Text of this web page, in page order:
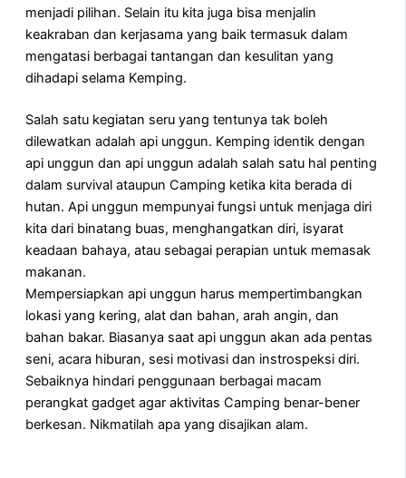
menjadi pilihan. Selain itu kita juga bisa menjalin
keakraban dan kerjasama yang baik termasuk dalam
mengatasi berbagai tantangan dan kesulitan yang
dihadapi selama Kemping.
Salah satu kegiatan seru yang tentunya tak boleh
dilewatkan adalah api unggun. Kemping identik dengan
api unggun dan api unggun adalah salah satu hal penting
dalam survival ataupun Camping ketika kita berada di
hutan. Api unggun mempunyai fungsi untuk menjaga diri
kita dari binatang buas, menghangatkan diri, isyarat
keadaan bahaya, atau sebagai perapian untuk memasak
makanan.
Mempersiapkan api unggun harus mempertimbangkan
lokasi yang kering, alat dan bahan, arah angin, dan
bahan bakar. Biasanya saat api unggun akan ada pentas
seni, acara hiburan, sesi motivasi dan instrospeksi diri.
Sebaiknya hindari penggunaan berbagai macam
perangkat gadget agar aktivitas Camping benar-bener
berkesan. Nikmatilah apa yang disajikan alam.